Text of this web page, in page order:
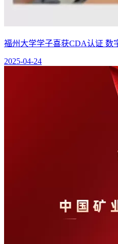
福州大学学子喜获CDA认证 数
2025-04-24